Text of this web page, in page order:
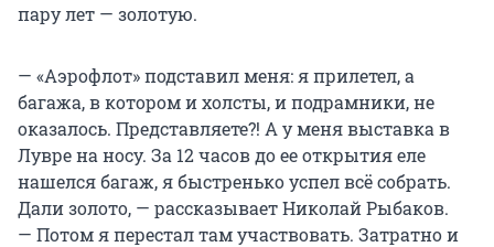
пару лет — золотую.
— «Аэрофлот» подставил меня: я прилетел, а
багажа, в котором и холсты, и подрамники, не
оказалось. Представляете?! А у меня выставка в
Лувре на носу. За 12 часов до ее открытия еле
нашелся багаж, я быстренько успел всё собрать.
Дали золото, — рассказывает Николай Рыбаков.
— Потом я перестал там участвовать. Затратно и